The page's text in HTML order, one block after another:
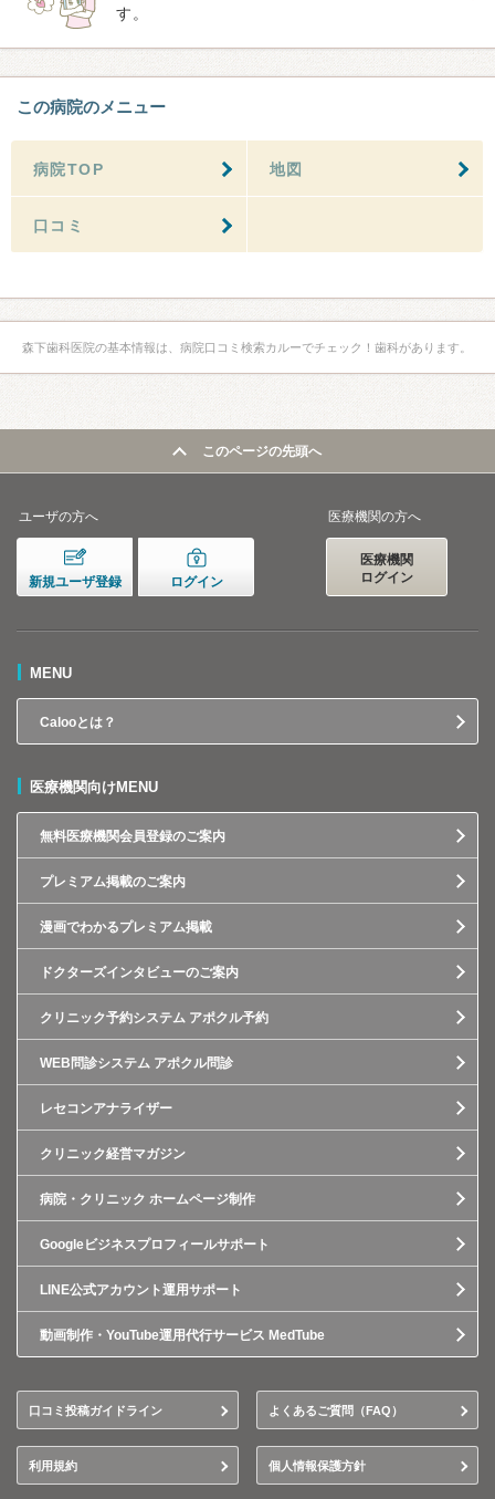
す。
この病院のメニュー
病院TOP 地図
口コミ
森下歯科医院の基本情報は、病院口コミ検索カルーでチェック！歯科があります。
このページの先頭へ
ユーザの方へ
新規ユーザ登録 ログイン
医療機関の方へ
医療機関
ログイン
MENU
Calooとは？
医療機関向けMENU
無料医療機関会員登録のご案内
プレミアム掲載のご案内
漫画でわかるプレミアム掲載
ドクターズインタビューのご案内
クリニック予約システム アポクル予約
WEB問診システム アポクル問診
レセコンアナライザー
クリニック経営マガジン
病院・クリニック ホームページ制作
Googleビジネスプロフィールサポート
LINE公式アカウント運用サポート
動画制作・YouTube運用代行サービス MedTube
口コミ投稿ガイドライン よくあるご質問（FAQ）
利用規約 個人情報保護方針